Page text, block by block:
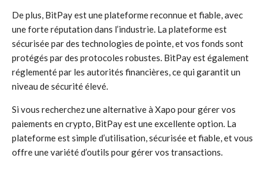
De plus, BitPay est une plateforme reconnue et fiable, avec
une forte réputation dans l’industrie. La plateforme est
sécurisée par des technologies de pointe, et vos fonds sont
protégés par des protocoles robustes. BitPay est également
réglementé par les autorités financières, ce qui garantit un
niveau de sécurité élevé.
Si vous recherchez une alternative à Xapo pour gérer vos
paiements en crypto, BitPay est une excellente option. La
plateforme est simple d’utilisation, sécurisée et fiable, et vous
offre une variété d’outils pour gérer vos transactions.